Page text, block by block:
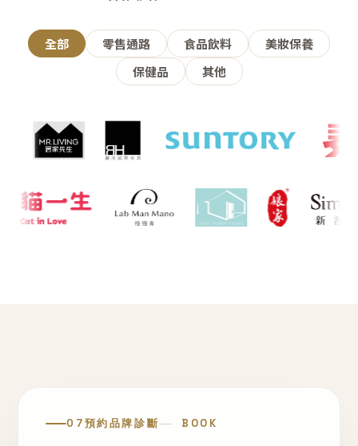
全部 零售通路 食品飲料
美妝保養
保健品
其他
07預約品牌診斷 BOOK